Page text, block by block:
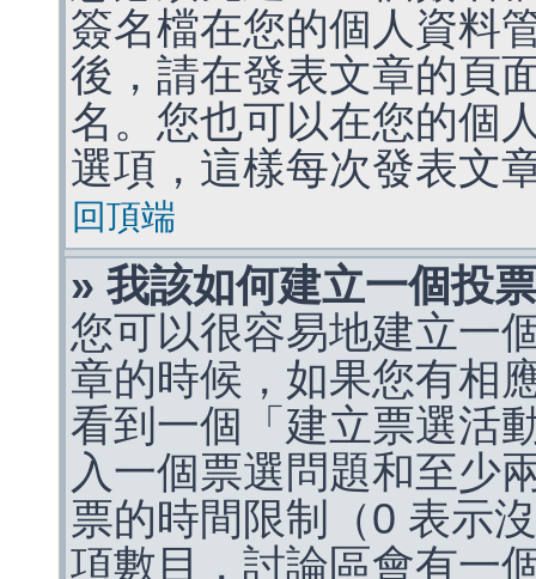
簽名檔在您的個人資料
後，請在發表文章的頁
名。您也可以在您的個
選項，這樣每次發表文
回頂端
» 我該如何建立一個投
您可以很容易地建立一
章的時候，如果您有相
看到一個「建立票選活
入一個票選問題和至少
票的時間限制（0 表示
項數目，討論區會有一